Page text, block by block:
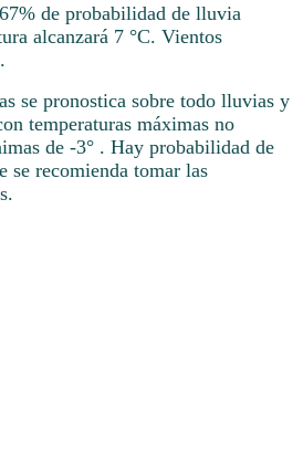
de probabilidad de lluvia
alcanzará 7 °C. Vientos
se pronostica sobre todo lluvias y
temperaturas máximas no
de -3° . Hay probabilidad de
se recomienda tomar las